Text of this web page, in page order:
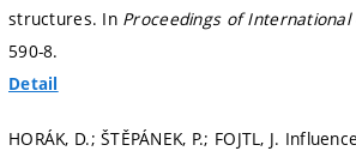
structures. In Proceedings of International
590-8.
Detail
HORÁK, D.; ŠTĚPÁNEK, P.; FOJTL, J.